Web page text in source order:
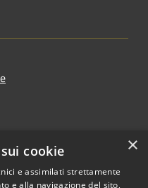
×
cookie
e assimilati strettamente
e alla navigazione del sito,